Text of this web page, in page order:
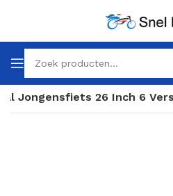
Jongensfiets 26 Inch 6